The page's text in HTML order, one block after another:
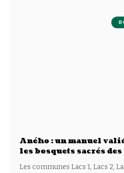
Aného : un manuel
les bosquets sacrés des
Les communes Lacs 1, Lacs 2,